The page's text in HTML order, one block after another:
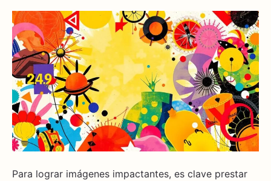
Para lograr imágenes impactantes, es clave prestar